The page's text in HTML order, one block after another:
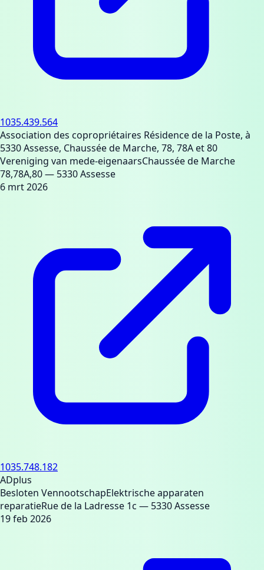
1035.439.564
Association des copropriétaires Résidence de la Poste, à
5330 Assesse, Chaussée de Marche, 78, 78A et 80
Vereniging van mede-eigenaarsChaussée de Marche
78,78A,80— 5330 Assesse
6 mrt 2026
1035.748.182
ADplus
Besloten VennootschapElektrische apparaten
reparatieRue de la Ladresse 1c — 5330 Assesse
19 feb 2026